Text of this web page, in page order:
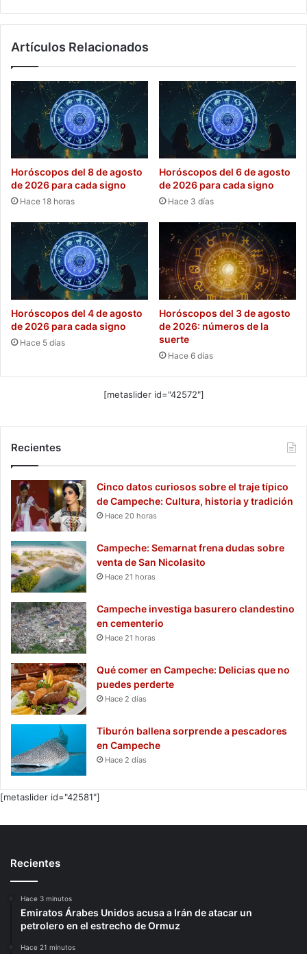
Artículos Relacionados
Horóscopos del 8 de agosto
de 2026 para cada signo
Hace 18 horas
Horóscopos del 6 de agosto
de 2026 para cada signo
Hace 3 días
Horóscopos del 4 de agosto
de 2026 para cada signo
Hace 5 días
Horóscopos del 3 de agosto
de 2026: números de la
suerte
Hace 6 días
[metaslider id="42572"]
Recientes
Cinco datos curiosos sobre el traje típico
de Campeche: Cultura, historia y tradición
Hace 20 horas
Campeche: Semarnat frena dudas sobre
venta de San Nicolasito
Hace 21 horas
Campeche investiga basurero clandestino
en cementerio
Hace 21 horas
Qué comer en Campeche: Delicias que no
puedes perderte
Hace 2 días
Tiburón ballena sorprende a pescadores
en Campeche
Hace 2 días
[metaslider id="42581"]
Recientes
Hace 3 minutos
Emiratos Árabes Unidos acusa a Irán de atacar un
petrolero en el estrecho de Ormuz
Hace 21 minutos